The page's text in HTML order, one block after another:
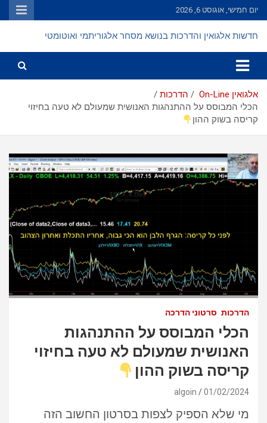
Skip
to
יום חמישי, אוגוסט 6, 2026
חדשות אלגואין והדרכות בנושא מסחר אלגוריתמי ואוטומטי
אלגואין On-Line
הדרכות
הכלי המבוסס על ההתנהגות האנושית שמעולם לא טעה בחיזוי
קריסה בשוק ההון
הדרכות סרטוני הדרכה
הכלי המבוסס על ההתנהגות
האנושית שמעולם לא טעה בחיזוי
קריסה בשוק ההון
01/02/2024
algoin
מי שלא הספיק לצפות בסרטון החשוב הזה